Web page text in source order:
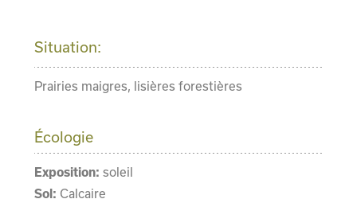
Situation:
Prairies maigres, lisières forestières
Écologie
Exposition: soleil
Sol: Calcaire